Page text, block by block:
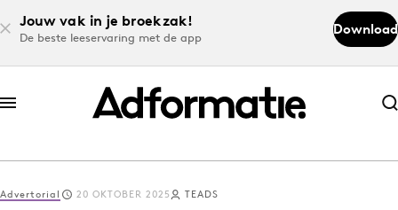
Jouw vak in je broekzak!
De beste leeservaring met de app
Download
Abonneer nu
Abonneer nu
Log in
Advertorial 20 OKTOBER 2025 TEADS